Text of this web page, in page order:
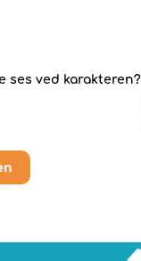
ses ved karakteren?